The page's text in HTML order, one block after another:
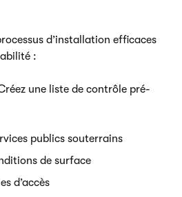
d’installation efficaces
:
une liste de contrôle pré-
publics souterrains
de surface
d’accès